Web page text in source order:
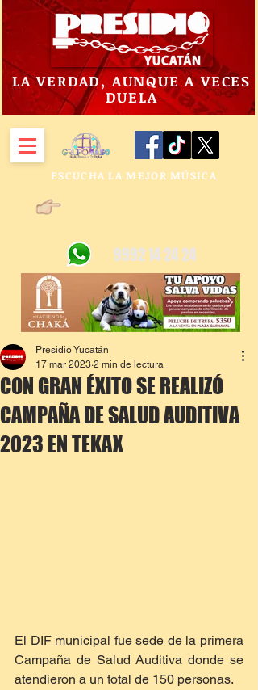
LA VERDAD, AUNQUE A VECES
DUELA
ESCUCHA LA MEJOR MÚSICA
9992 14 24 24
CON GRAN ÉXITO SE REALIZÓ
CAMPAÑA DE SALUD AUDITIVA
2023 EN TEKAX
Presidio Yucatán
17 mar 2023 2 min de lectura
El DIF municipal fue sede de la primera
Campaña de Salud Auditiva donde se
atendieron a un total de 150 personas.